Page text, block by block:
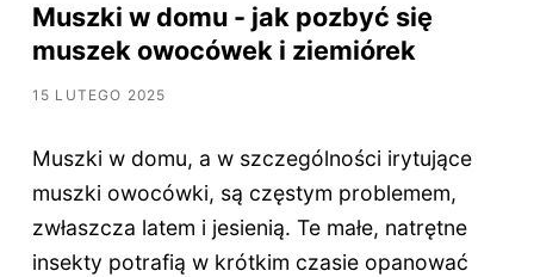
Muszki w domu - jak pozbyć się
muszek owocówek i ziemiórek
15 LUTEGO 2025
Muszki w domu, a w szczególności irytujące
muszki owocówki, są częstym problemem,
zwłaszcza latem i jesienią. Te małe, natrętne
insekty potrafią w krótkim czasie opanować